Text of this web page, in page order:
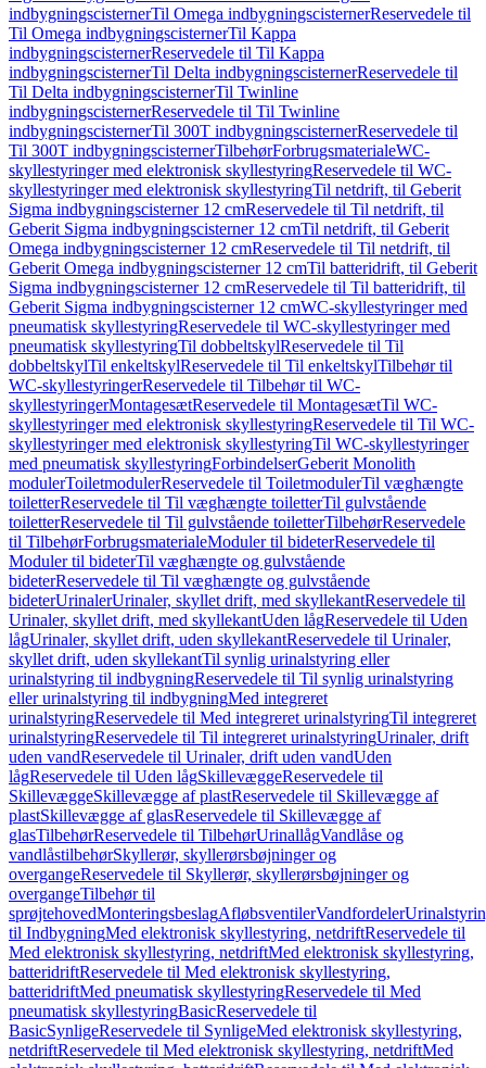
indbygningscisternerTil Omega indbygningscisternerReservedele til
Til Omega indbygningscisternerTil Kappa
indbygningscisternerReservedele til Til Kappa
indbygningscisternerTil Delta indbygningscisternerReservedele til
Til Delta indbygningscisternerTil Twinline
indbygningscisternerReservedele til Til Twinline
indbygningscisternerTil 300T indbygningscisternerReservedele til
Til 300T indbygningscisternerTilbehørForbrugsmaterialeWC-
skyllestyringer med elektronisk skyllestyringReservedele til WC-
skyllestyringer med elektronisk skyllestyringTil netdrift, til Geberit
Sigma indbygningscisterner 12 cmReservedele til Til netdrift, til
Geberit Sigma indbygningscisterner 12 cmTil netdrift, til Geberit
Omega indbygningscisterner 12 cmReservedele til Til netdrift, til
Geberit Omega indbygningscisterner 12 cmTil batteridrift, til Geberit
Sigma indbygningscisterner 12 cmReservedele til Til batteridrift, til
Geberit Sigma indbygningscisterner 12 cmWC-skyllestyringer med
pneumatisk skyllestyringReservedele til WC-skyllestyringer med
pneumatisk skyllestyringTil dobbeltskylReservedele til Til
dobbeltskylTil enkeltskylReservedele til Til enkeltskylTilbehør til
WC-skyllestyringerReservedele til Tilbehør til WC-
skyllestyringerMontagesætReservedele til MontagesætTil WC-
skyllestyringer med elektronisk skyllestyringReservedele til Til WC-
skyllestyringer med elektronisk skyllestyringTil WC-skyllestyringer
med pneumatisk skyllestyringForbindelserGeberit Monolith
modulerToiletmodulerReservedele til ToiletmodulerTil væghængte
toiletterReservedele til Til væghængte toiletterTil gulvstående
toiletterReservedele til Til gulvstående toiletterTilbehørReservedele
til TilbehørForbrugsmaterialeModuler til bideterReservedele til
Moduler til bideterTil væghængte og gulvstående
bideterReservedele til Til væghængte og gulvstående
bideterUrinalerUrinaler, skyllet drift, med skyllekantReservedele til
Urinaler, skyllet drift, med skyllekantUden lågReservedele til Uden
lågUrinaler, skyllet drift, uden skyllekantReservedele til Urinaler,
skyllet drift, uden skyllekantTil synlig urinalstyring eller
urinalstyring til indbygningReservedele til Til synlig urinalstyring
eller urinalstyring til indbygningMed integreret
urinalstyringReservedele til Med integreret urinalstyringTil integreret
urinalstyringReservedele til Til integreret urinalstyringUrinaler, drift
uden vandReservedele til Urinaler, drift uden vandUden
lågReservedele til Uden lågSkillevæggeReservedele til
SkillevæggeSkillevægge af plastReservedele til Skillevægge af
plastSkillevægge af glasReservedele til Skillevægge af
glasTilbehørReservedele til TilbehørUrinallågVandlåse og
vandlåstilbehørSkyllerør, skyllerørsbøjninger og
overgangeReservedele til Skyllerør, skyllerørsbøjninger og
overgangeTilbehør til
sprøjtehovedMonteringsbeslagAfløbsventilerVandfordeler
til IndbygningMed elektronisk skyllestyring, netdriftReservedele til
Med elektronisk skyllestyring, netdriftMed elektronisk skyllestyring,
batteridriftReservedele til Med elektronisk skyllestyring,
batteridriftMed pneumatisk skyllestyringReservedele til Med
pneumatisk skyllestyringBasicReservedele til
BasicSynligeReservedele til SynligeMed elektronisk skyllestyring,
netdriftReservedele til Med elektronisk skyllestyring, netdriftMed